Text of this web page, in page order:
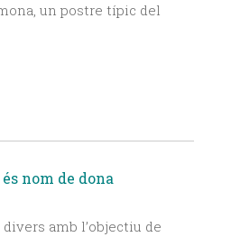
un postre típic del
nom de dona
amb l’objectiu de